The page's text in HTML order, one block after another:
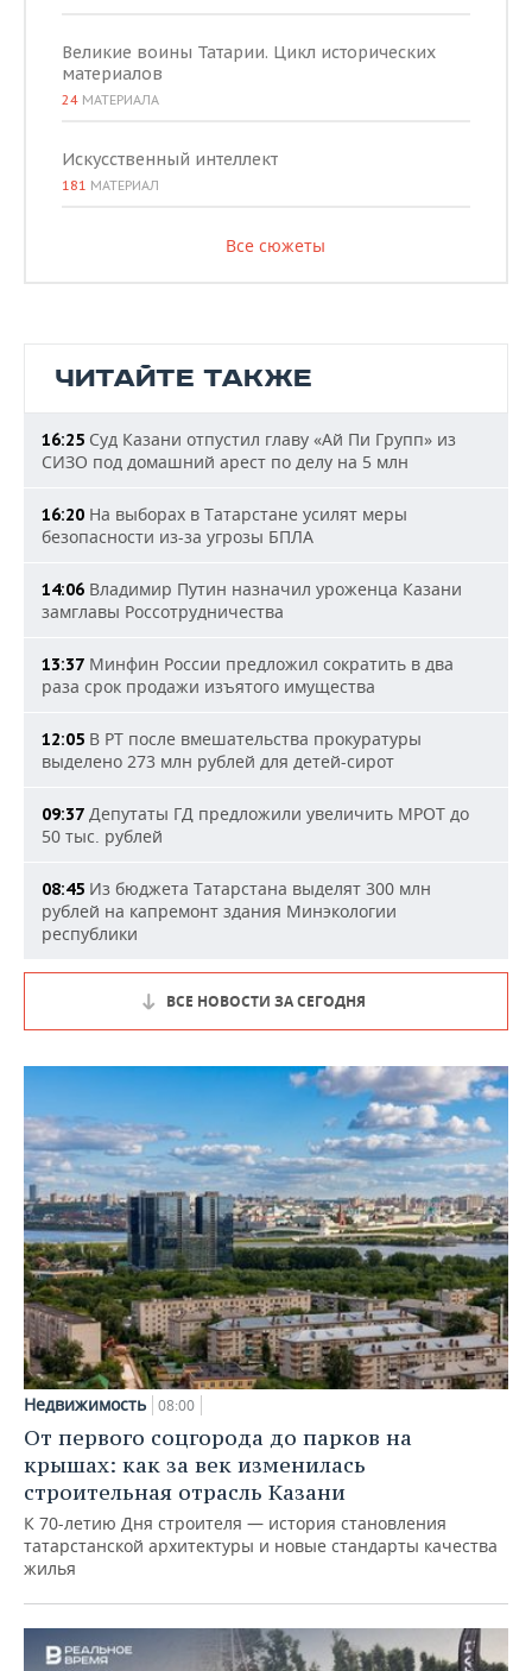
Великие воины Татарии. Цикл исторических
материалов
24 МАТЕРИАЛА
Искусственный интеллект
181 МАТЕРИАЛ
Все сюжеты
ЧИТАЙТЕ ТАКЖЕ
16:25 Суд Казани отпустил главу «Ай Пи Групп» из
СИЗО под домашний арест по делу на 5 млн
16:20 На выборах в Татарстане усилят меры
безопасности из-за угрозы БПЛА
14:06 Владимир Путин назначил уроженца Казани
замглавы Россотрудничества
13:37 Минфин России предложил сократить в два
раза срок продажи изъятого имущества
12:05 В РТ после вмешательства прокуратуры
выделено 273 млн рублей для детей-сирот
09:37 Депутаты ГД предложили увеличить МРОТ до
50 тыс. рублей
08:45 Из бюджета Татарстана выделят 300 млн
рублей на капремонт здания Минэкологии
республики
ВСЕ НОВОСТИ ЗА СЕГОДНЯ
Недвижимость 08:00
От первого соцгорода до парков на
крышах: как за век изменилась
строительная отрасль Казани
К 70-летию Дня строителя — история становления
татарстанской архитектуры и новые стандарты качества
жилья